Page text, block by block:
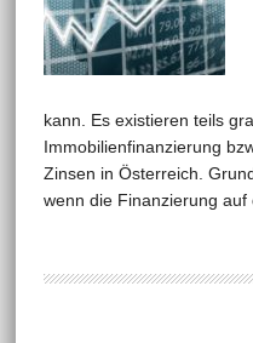
kann. Es existieren teils
Immobilienfinanzierung
Zinsen in Österreich.
wenn die Finanzierung